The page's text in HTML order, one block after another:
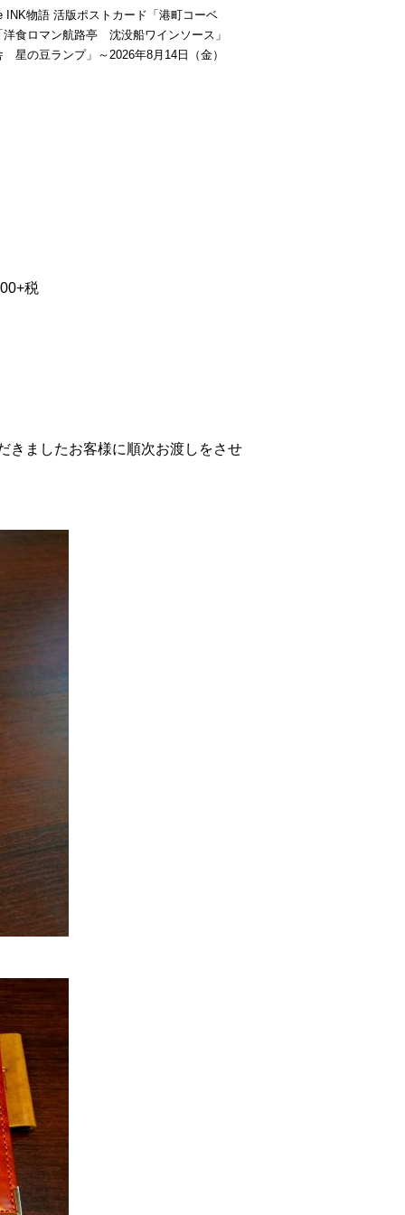
INK物語 活版ポストカード「港町コーベ
洋食ロマン航路亭 沈没船ワインソース」
星の豆ランプ」～2026年8月14日（金）
税
きましたお客様に順次お渡しをさせ